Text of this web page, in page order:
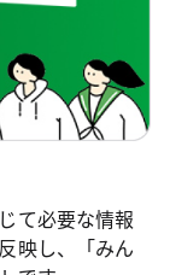
て必要な情報
映し、「みん